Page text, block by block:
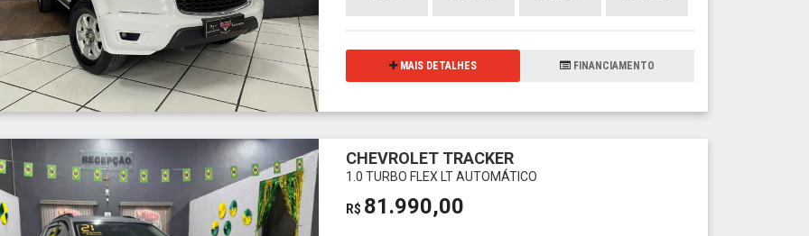
MAIS DETALHES FINANCIAMENTO
CHEVROLET TRACKER
1.0 TURBO FLEX LT AUTOMÁTICO
R$ 81.990,00